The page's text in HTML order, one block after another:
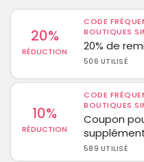
20%
RÉDUCTION
CODE
BOUTIQUES
20% de
506 UTILISÉ
10%
RÉDUCTION
CODE
BOUTIQUES
Coupon
589 UTILISÉ